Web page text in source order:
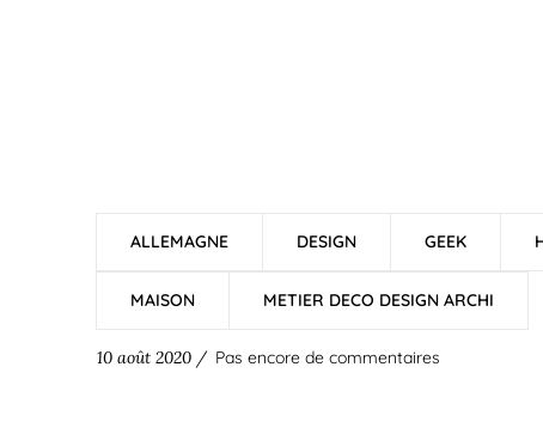
ALLEMAGNE DESIGN GEEK
MAISON METIER DECO DESIGN ARCHI
10 août 2020 / Pas encore de commentaires